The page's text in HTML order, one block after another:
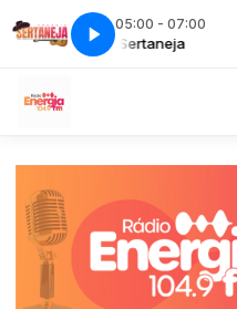
05:00 - 07:00
Energia Sertaneja